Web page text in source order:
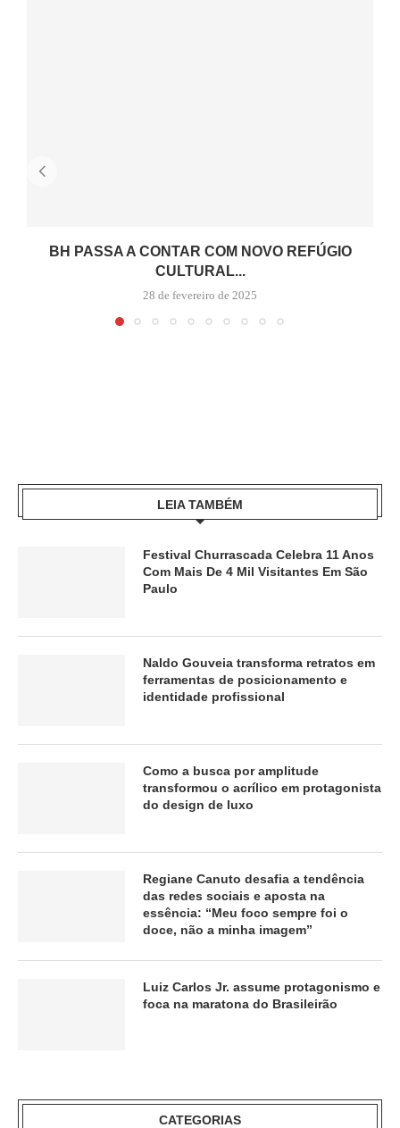
BH PASSA A CONTAR COM NOVO REFÚGIO
CULTURAL...
28 de fevereiro de 2025
LEIA TAMBÉM
Festival Churrascada Celebra 11 Anos
Com Mais De 4 Mil Visitantes Em São
Paulo
Naldo Gouveia transforma retratos em
ferramentas de posicionamento e
identidade profissional
Como a busca por amplitude
transformou o acrílico em protagonista
do design de luxo
Regiane Canuto desafia a tendência
das redes sociais e aposta na
essência: “Meu foco sempre foi o
doce, não a minha imagem”
Luiz Carlos Jr. assume protagonismo e
foca na maratona do Brasileirão
CATEGORIAS